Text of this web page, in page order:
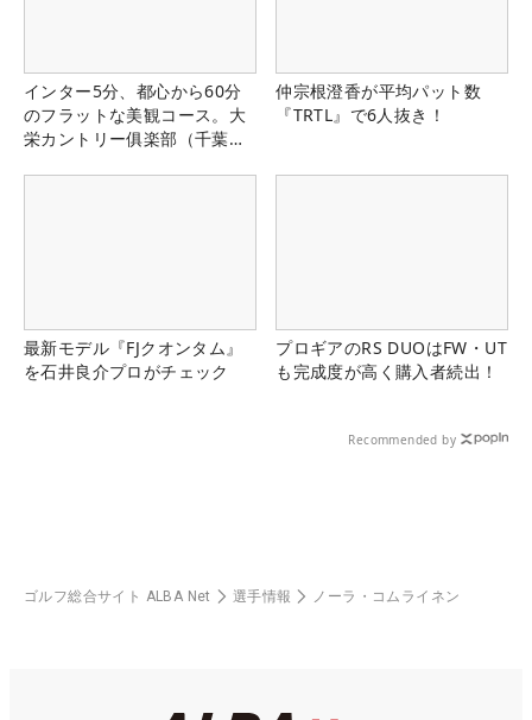
インター5分、都心から60分
のフラットな美観コース。大
栄カントリー俱楽部（千葉
仲宗根澄香が平均パット数
『TRTL』で6人抜き！
最新モデル『FJクオンタム』
を石井良介プロがチェック
プロギアのRS DUOはFW・UT
も完成度が高く購入者続出！
Recommended by
ゴルフ総合サイト ALBA Net 選手情報 ノーラ・コムライネン